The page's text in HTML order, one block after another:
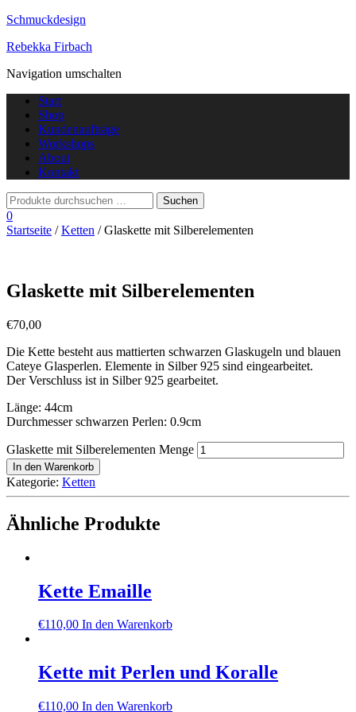
Schmuckdesign
Rebekka Firbach
Navigation umschalten
Start
Shop
Kundenaufträge
Workshops
About
Kontakt
0
Startseite /Ketten / Glaskette mit Silberelementen
Glaskette mit Silberelementen
€70,00
Die Kette besteht aus mattierten schwarzen Glaskugeln und blauen
Cateye Glasperlen. Elemente in Silber 925 sind eingearbeitet.
Der Verschluss ist in Silber 925 gearbeitet.
Länge: 44cm
Durchmesser schwarzen Perlen: 0.9cm
Glaskette mit Silberelementen Menge
In den Warenkorb
Kategorie: Ketten
Ähnliche Produkte
Kette Emaille
€110,00 In den Warenkorb
Kette mit Perlen und Koralle
€110,00 In den Warenkorb